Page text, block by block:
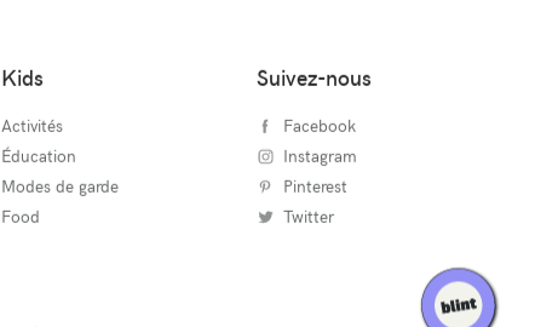
Kids
Activités
Éducation
Modes de garde
Food
Suivez-nous
Facebook
Instagram
Pinterest
Twitter